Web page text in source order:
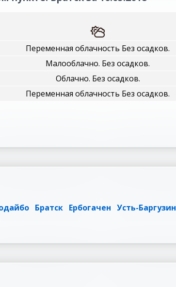
Переменная облачность Без осадков.
Малооблачно. Без осадков.
Облачно. Без осадков.
Переменная облачность Без осадков.
Братск Ербогачен Усть-Баргузин